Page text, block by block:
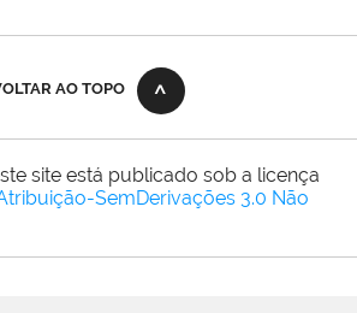
AO TOPO
site está publicado sob a licença
SemDerivações 3.0 Não